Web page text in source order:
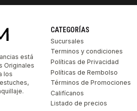
está
Originales
los
CATEGORÍAS
Sucursales
Terminos y condiciones
Políticas de Privacidad
Políticas de Rembolso
Términos de Promociones
Califícanos
Listado de precios